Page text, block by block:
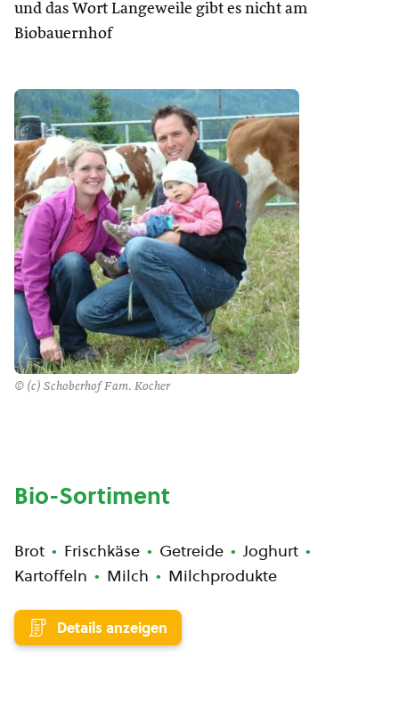
und das Wort Langeweile gibt es nicht am
Biobauernhof
© (c) Schoberhof Fam. Kocher
Bio-Sortiment
Brot Frischkäse Getreide
Joghurt
Kartoffeln
Milch Milchprodukte
Details anzeigen